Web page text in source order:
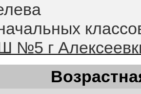
г
области